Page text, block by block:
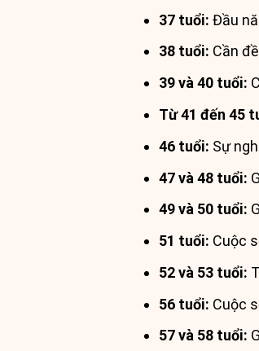
37 tuổi: Đầu
38 tuổi: Cần
39 và 40 tuổi:
Từ 41 đến 45
46 tuổi: Sự
47 và 48 tuổi:
49 và 50 tuổi:
51 tuổi: Cuộc
52 và 53 tuổi:
56 tuổi: Cuộc
57 và 58 tuổi: